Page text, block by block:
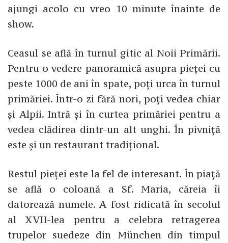
ajungi acolo cu vreo 10 minute înainte de
show.
Ceasul se află în turnul gitic al Noii Primării.
Pentru o vedere panoramică asupra pieței cu
peste 1000 de ani în spate, poți urca în turnul
primăriei. Într-o zi fără nori, poți vedea chiar
și Alpii. Intră și în curtea primăriei pentru a
vedea clădirea dintr-un alt unghi. În pivniță
este și un restaurant tradițional.
Restul pieței este la fel de interesant. În piață
se află o coloană a Sf. Maria, căreia îi
datorează numele. A fost ridicată în secolul
al XVII-lea pentru a celebra retragerea
trupelor suedeze din München din timpul